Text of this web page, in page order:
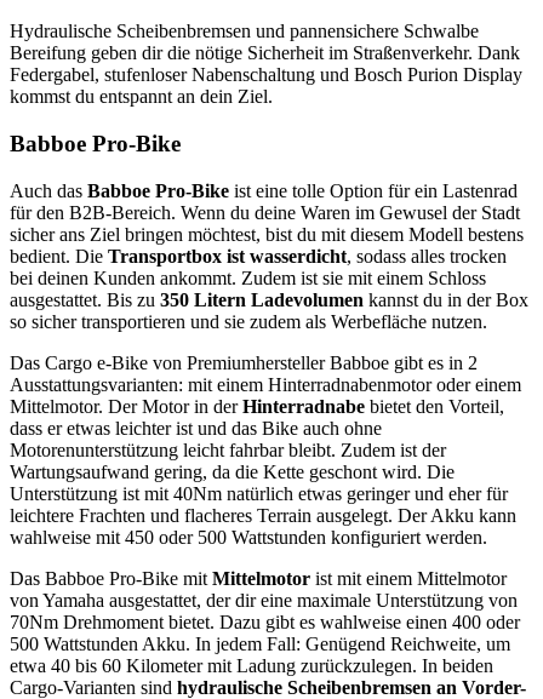
Hydraulische Scheibenbremsen und pannensichere Schwalbe
Bereifung geben dir die nötige Sicherheit im Straßenverkehr. Dank
Federgabel, stufenloser Nabenschaltung und Bosch Purion Display
kommst du entspannt an dein Ziel.
Babboe Pro-Bike
Auch das Babboe Pro-Bike ist eine tolle Option für ein Lastenrad
für den B2B-Bereich. Wenn du deine Waren im Gewusel der Stadt
sicher ans Ziel bringen möchtest, bist du mit diesem Modell bestens
bedient. Die Transportbox ist wasserdicht, sodass alles trocken
bei deinen Kunden ankommt. Zudem ist sie mit einem Schloss
ausgestattet. Bis zu 350 Litern Ladevolumen kannst du in der Box
so sicher transportieren und sie zudem als Werbefläche nutzen.
Das Cargo e-Bike von Premiumhersteller Babboe gibt es in 2
Ausstattungsvarianten: mit einem Hinterradnabenmotor oder einem
Mittelmotor. Der Motor in derHinterradnabe bietet den Vorteil,
dass er etwas leichter ist und das Bike auch ohne
Motorenunterstützung leicht fahrbar bleibt. Zudem ist der
Wartungsaufwand gering, da die Kette geschont wird. Die
Unterstützung ist mit 40Nm natürlich etwas geringer und eher für
leichtere Frachten und flacheres Terrain ausgelegt. Der Akku kann
wahlweise mit 450 oder 500 Wattstunden konfiguriert werden.
Das Babboe Pro-Bike mit Mittelmotor ist mit einem Mittelmotor
von Yamaha ausgestattet, der dir eine maximale Unterstützung von
70Nm Drehmoment bietet. Dazu gibt es wahlweise einen 400 oder
500 Wattstunden Akku. In jedem Fall: Genügend Reichweite, um
etwa 40 bis 60 Kilometer mit Ladung zurückzulegen. In beiden
Cargo-Varianten sind hydraulische Scheibenbremsen an Vorder-